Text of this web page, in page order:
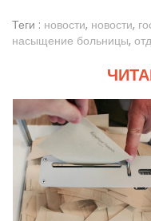
Теги : новости, новости,
насыщение больницы,